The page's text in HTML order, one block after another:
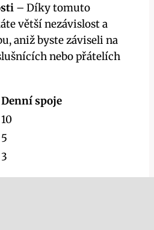
– Díky tomuto
větší nezávislost a
aniž byste záviseli na
nebo přátelích
Denní spoje
10
5
3